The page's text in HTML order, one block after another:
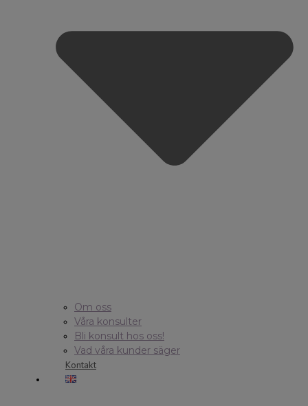
Om oss
Våra konsulter
Bli konsult hos oss!
Vad våra kunder säger
Kontakt